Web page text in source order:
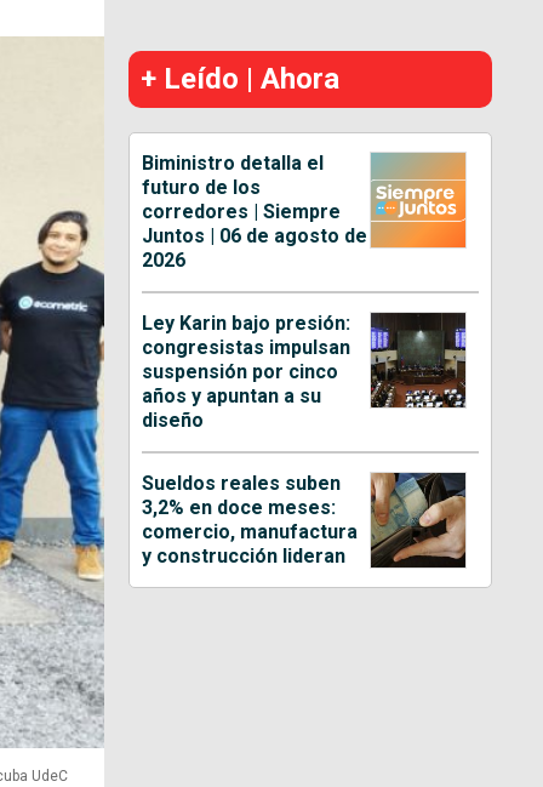
UdeC
+ Leído | Ahora
Biministro detalla el
futuro de los
corredores | Siempre
Juntos | 06 de agosto de
2026
Ley Karin bajo presión:
congresistas impulsan
suspensión por cinco
años y apuntan a su
diseño
Sueldos reales suben
3,2% en doce meses:
comercio, manufactura
y construcción lideran